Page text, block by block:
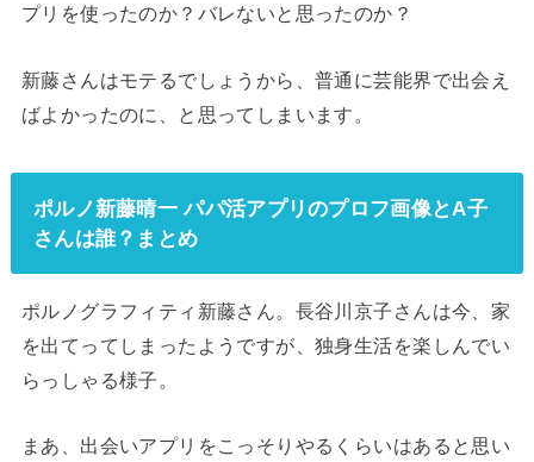
プリを使ったのか？バレないと思ったのか？
新藤さんはモテるでしょうから、普通に芸能界で出会え
ばよかったのに、と思ってしまいます。
ポルノ新藤晴一 パパ活アプリのプロフ画像とA子
さんは誰？まとめ
ポルノグラフィティ新藤さん。長谷川京子さんは今、家
を出てってしまったようですが、独身生活を楽しんでい
らっしゃる様子。
まあ、出会いアプリをこっそりやるくらいはあると思い